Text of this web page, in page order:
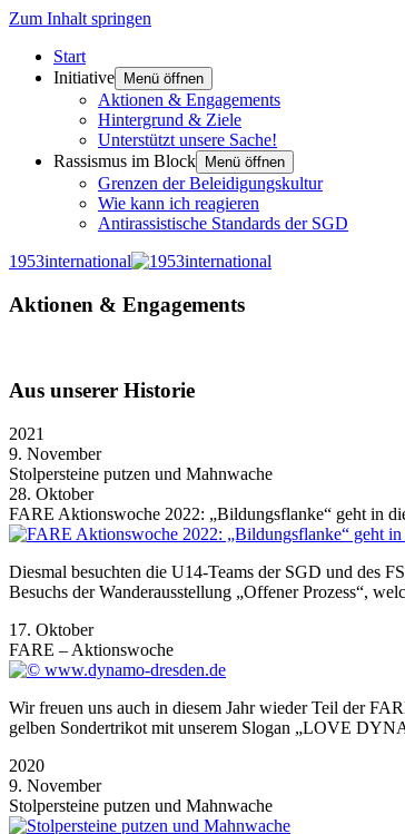
Zum Inhalt springen
Start
Initiative
Menü öffnen
Aktionen & Engagements
Hintergrund & Ziele
Unterstützt unsere Sache!
Rassismus im Block
Menü öffnen
Grenzen der Beleidigungskultur
Wie kann ich reagieren
Antirassistische Standards der SGD
1953international
Aktionen & Engagements
Aus unserer Historie
2021
9. November
Stolpersteine putzen und Mahnwache
28. Oktober
FARE Aktionswoche 2022: „Bildungsflanke“ geht in
Diesmal besuchten die U14-Teams der SGD und des
Besuchs der Wanderausstellung „Offener Prozess“,
17. Oktober
FARE – Aktionswoche
Wir freuen uns auch in diesem Jahr wieder Teil der
gelben Sondertrikot mit unserem Slogan „LOVE
2020
9. November
Stolpersteine putzen und Mahnwache